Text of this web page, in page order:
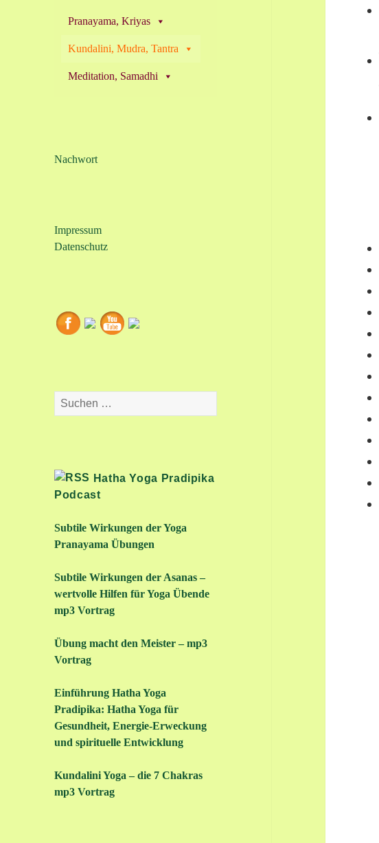
Pranayama, Kriyas
Kundalini, Mudra, Tantra
Meditation, Samadhi
Nachwort
Impressum
Datenschutz
Suchen
nach:
Hatha Yoga Pradipika
Podcast
Subtile Wirkungen der Yoga
Pranayama Übungen
Subtile Wirkungen der Asanas –
wertvolle Hilfen für Yoga Übende
mp3 Vortrag
Übung macht den Meister – mp3
Vortrag
Einführung Hatha Yoga
Pradipika: Hatha Yoga für
Gesundheit, Energie-Erweckung
und spirituelle Entwicklung
Kundalini Yoga – die 7 Chakras
mp3 Vortrag